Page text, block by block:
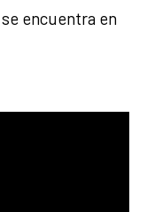
encuentra en